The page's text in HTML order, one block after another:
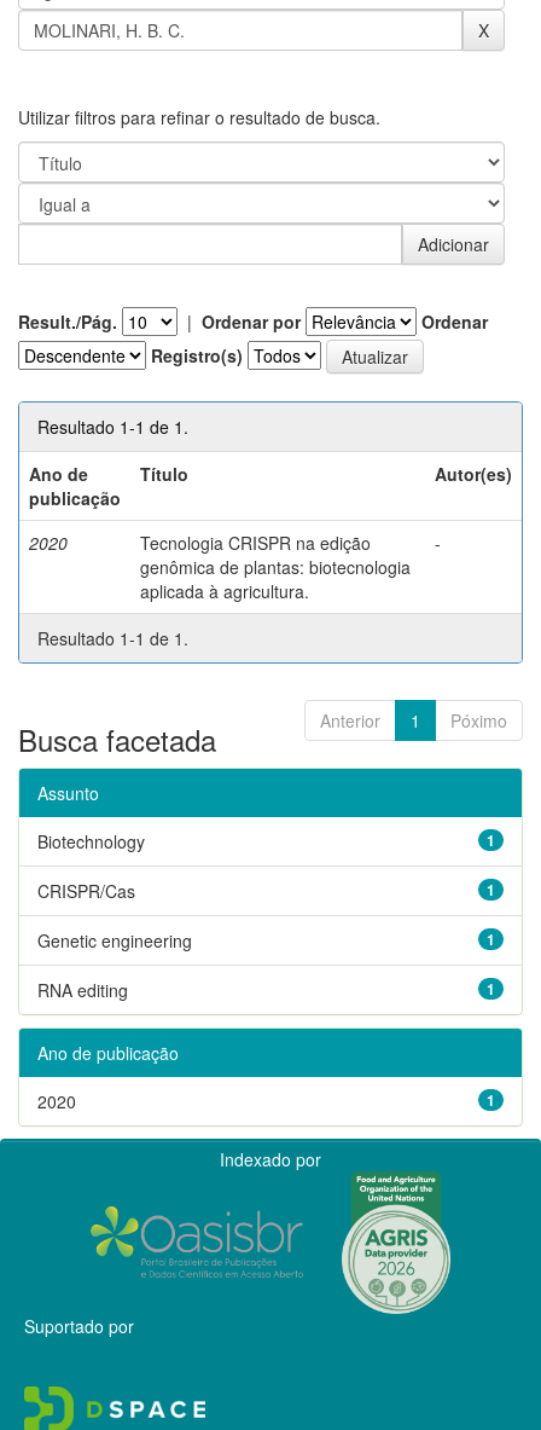
Utilizar filtros para refinar o resultado de busca.
Result./Pág. | Ordenar por
Ordenar
Registro(s)
Resultado 1-1 de 1.
Ano de
publicação
Título Autor(es)
2020
Tecnologia CRISPR na edição
genômica de plantas: biotecnologia
aplicada à agricultura.
-
Resultado 1-1 de 1.
Anterior 1 Póximo
Busca facetada
Assunto
1
Biotechnology
1
CRISPR/Cas
1
Genetic engineering
1
RNA editing
Ano de publicação
1
2020
Indexado por
Suportado por